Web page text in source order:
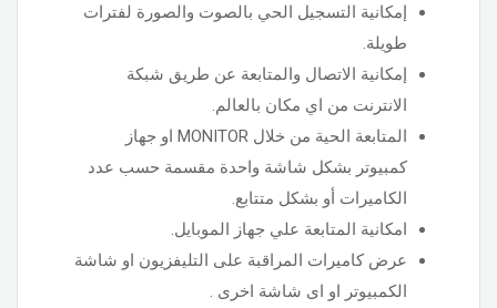
إمكانية التسجيل الحي بالصوت والصورة لفترات
طويلة.
إمكانية الاتصال والمتابعة عن طريق شبكة
الانترنت من اي مكان بالعالم.
المتابعة الحية من خلال MONITOR او جهاز
كمبيوتر بشكل شاشة واحدة مقسمة حسب عدد
الكاميرات أو بشكل متتابع.
امكانية المتابعة علي جهاز الموبايل.
عرض كاميرات المراقبة على التليفزيون او شاشة
الكمبيوتر او اى شاشة اخرى .